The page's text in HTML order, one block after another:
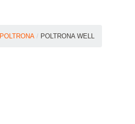
POLTRONA / POLTRONA WELL